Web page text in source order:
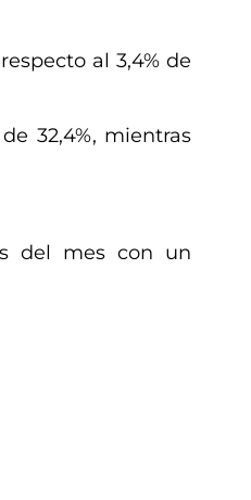
al 3,4% de
32,4%, mientras
del mes con un